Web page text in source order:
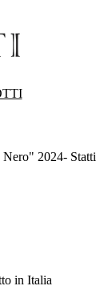
2024- Statti
in Italia